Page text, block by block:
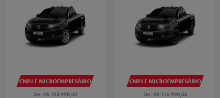
CNPJ E MICROEMPRESÁRIO
De: R$ 123.990,00
CNPJ E MICROEMPRESÁRIO
De: R$ 116.990,00